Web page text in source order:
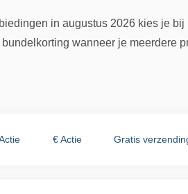
in augustus 2026 kies je
wanneer je meerdere
€ Actie Gratis